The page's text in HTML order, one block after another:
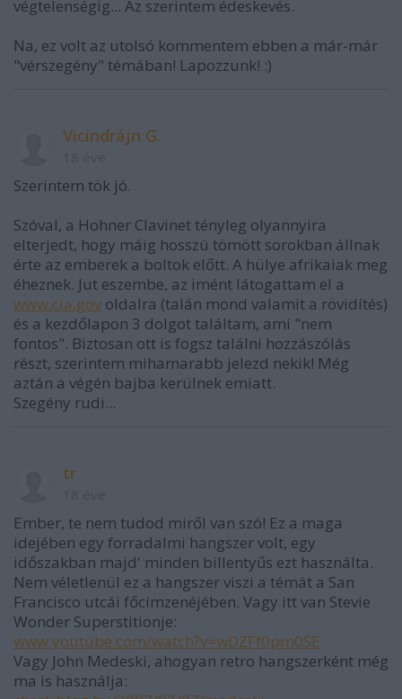
végtelenségig... Az szerintem édeskevés.
Na, ez volt az utolsó kommentem ebben a már-már
"vérszegény" témában! Lapozzunk! :)
Vicindrájn G.
Szerintem tök jó.
Szóval, a Hohner Clavinet tényleg olyannyira
elterjedt, hogy máig hosszú tömött sorokban állnak
érte az emberek a boltok előtt. A hülye afrikaiak meg
éheznek. Jut eszembe, az imént látogattam el a
www.cia.gov oldalra (talán mond valamit a rövidítés)
és a kezdőlapon 3 dolgot találtam, ami "nem
fontos". Biztosan ott is fogsz találni hozzászólás
részt, szerintem mihamarabb jelezd nekik! Még
aztán a végén bajba kerülnek emiatt.
Szegény rudi...
tr
Ember, te nem tudod miről van szó! Ez a maga
idejében egy forradalmi hangszer volt, egy
időszakban majd' minden billentyűs ezt használta.
Nem véletlenül ez a hangszer viszi a témát a San
Francisco utcái főcímzenéjében. Vagy itt van Stevie
Wonder Superstitionje:
www.youtube.com/watch?v=wDZFf0pm0SE
Vagy John Medeski, ahogyan retro hangszerként még
ma is használja: